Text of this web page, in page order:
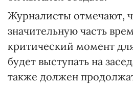
Журналисты отмечают,
значительную часть
критический момент
будет выступать на
также должен